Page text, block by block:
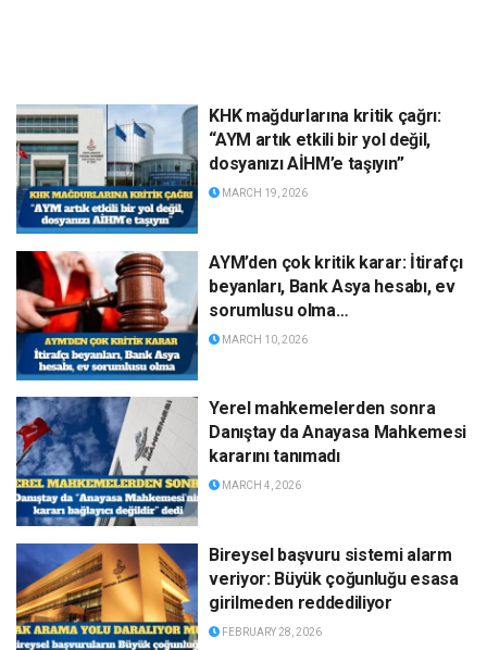
KHK mağdurlarına kritik çağrı:
“AYM artık etkili bir yol değil,
dosyanızı AİHM’e taşıyın”
MARCH 19, 2026
AYM’den çok kritik karar: İtirafçı
beyanları, Bank Asya hesabı, ev
sorumlusu olma…
MARCH 10, 2026
Yerel mahkemelerden sonra
Danıştay da Anayasa Mahkemesi
kararını tanımadı
MARCH 4, 2026
Bireysel başvuru sistemi alarm
veriyor: Büyük çoğunluğu esasa
girilmeden reddediliyor
FEBRUARY 28, 2026